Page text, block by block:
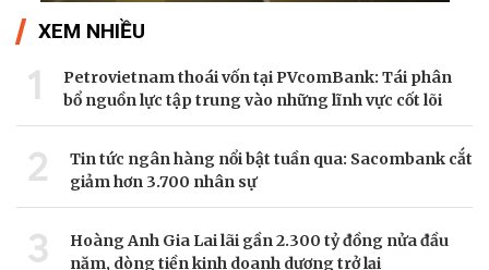
XEM NHIỀU
1
Petrovietnam thoái vốn tại PVcomBank: Tái phân
bổ nguồn lực tập trung vào những lĩnh vực cốt lõi
2
Tin tức ngân hàng nổi bật tuần qua: Sacombank cắt
giảm hơn 3.700 nhân sự
3
Hoàng Anh Gia Lai lãi gần 2.300 tỷ đồng nửa đầu
năm, dòng tiền kinh doanh dương trở lại